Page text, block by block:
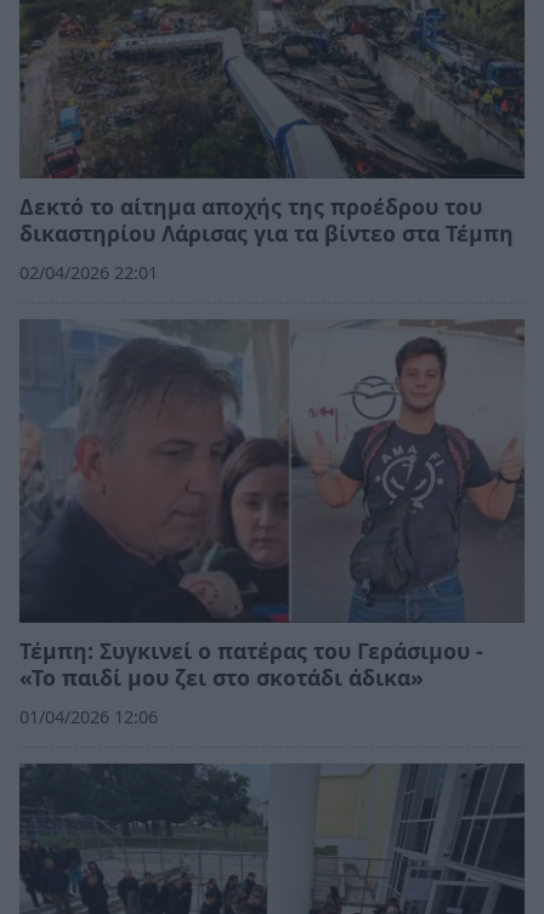
Δεκτό το αίτημα αποχής της προέδρου του
δικαστηρίου Λάρισας για τα βίντεο στα Τέμπη
02/04/2026 22:01
Τέμπη: Συγκινεί ο πατέρας του Γεράσιμου -
«Το παιδί μου ζει στο σκοτάδι άδικα»
01/04/2026 12:06